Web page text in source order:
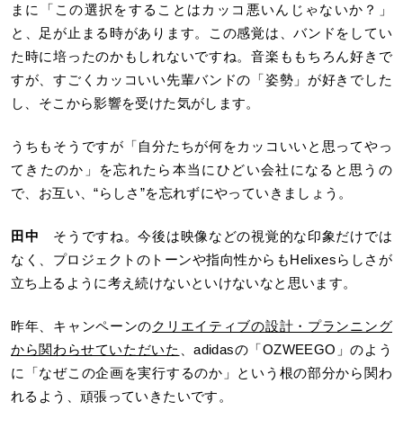
まに「この選択をすることはカッコ悪いんじゃないか？」
と、足が止まる時があります。この感覚は、バンドをしてい
た時に培ったのかもしれないですね。音楽ももちろん好きで
すが、すごくカッコいい先輩バンドの「姿勢」が好きでした
し、そこから影響を受けた気がします。
うちもそうですが「自分たちが何をカッコいいと思ってやっ
てきたのか」を忘れたら本当にひどい会社になると思うの
で、お互い、“らしさ”を忘れずにやっていきましょう。
田中 そうですね。今後は映像などの視覚的な印象だけでは
なく、プロジェクトのトーンや指向性からもHelixesらしさが
立ち上るように考え続けないといけないなと思います。
昨年、キャンペーンのクリエイティブの設計・プランニング
から関わらせていただいた 、adidasの「OZWEEGO」のよう
に「なぜこの企画を実行するのか」という根の部分から関わ
れるよう、頑張っていきたいです。